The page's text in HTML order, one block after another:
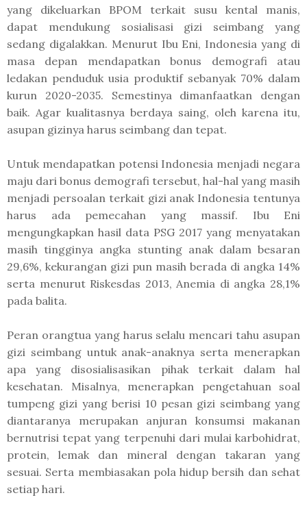
yang dikeluarkan BPOM terkait susu kental manis,
dapat mendukung sosialisasi gizi seimbang yang
sedang digalakkan. Menurut Ibu Eni, Indonesia yang di
masa depan mendapatkan bonus demografi atau
ledakan penduduk usia produktif sebanyak 70% dalam
kurun 2020-2035. Semestinya dimanfaatkan dengan
baik. Agar kualitasnya berdaya saing, oleh karena itu,
asupan gizinya harus seimbang dan tepat.
Untuk mendapatkan potensi Indonesia menjadi negara
maju dari bonus demografi tersebut, hal-hal yang masih
menjadi persoalan terkait gizi anak Indonesia tentunya
harus ada pemecahan yang massif. Ibu Eni
mengungkapkan hasil data PSG 2017 yang menyatakan
masih tingginya angka stunting anak dalam besaran
29,6%, kekurangan gizi pun masih berada di angka 14%
serta menurut Riskesdas 2013, Anemia di angka 28,1%
pada balita.
Peran orangtua yang harus selalu mencari tahu asupan
gizi seimbang untuk anak-anaknya serta menerapkan
apa yang disosialisasikan pihak terkait dalam hal
kesehatan. Misalnya, menerapkan pengetahuan soal
tumpeng gizi yang berisi 10 pesan gizi seimbang yang
diantaranya merupakan anjuran konsumsi makanan
bernutrisi tepat yang terpenuhi dari mulai karbohidrat,
protein, lemak dan mineral dengan takaran yang
sesuai. Serta membiasakan pola hidup bersih dan sehat
setiap hari.